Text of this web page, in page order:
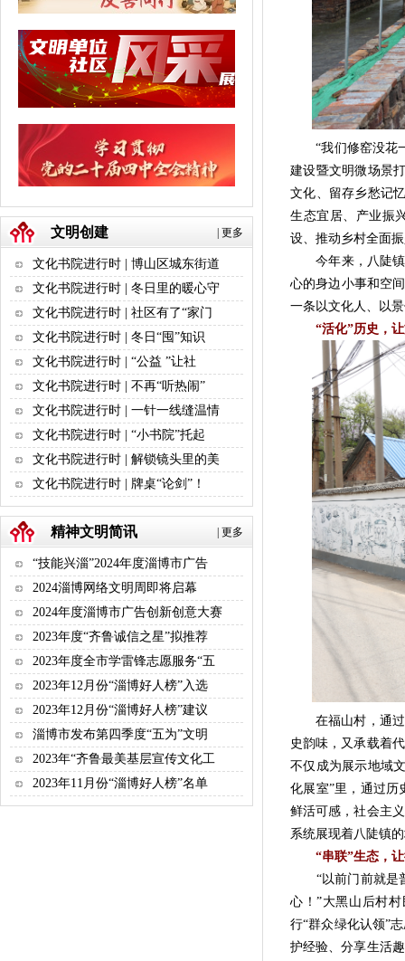
更多
文明创建
文化书院进行时 | 博山区城东街道
文化书院进行时 | 冬日里的暖心守
文化书院进行时 | 社区有了“家门
文化书院进行时 | 冬日“囤”知识
文化书院进行时 | “公益 ”让社
文化书院进行时 | 不再“听热闹”
文化书院进行时 | 一针一线缝温情
文化书院进行时 | “小书院”托起
文化书院进行时 | 解锁镜头里的美
文化书院进行时 | 牌桌“论剑”！
更多
精神文明简讯
“技能兴淄”2024年度淄博市广告
2024淄博网络文明周即将启幕
2024年度淄博市广告创新创意大赛
2023年度“齐鲁诚信之星”拟推荐
2023年度全市学雷锋志愿服务“五
2023年12月份“淄博好人榜”入选
2023年12月份“淄博好人榜”建议
淄博市发布第四季度“五为”文明
2023年“齐鲁最美基层宣传文化工
2023年11月份“淄博好人榜”名单
“我们修窑没花一
建设暨文明微场景
文化、留存乡愁记
生态宜居、产业振
设、推动乡村全面
今年来，八陡镇
心的身边小事和空
一条以文化人、以
“活化”历史，
在福山村，通过
史韵味，又承载着
不仅成为展示地域
化展室”里，通过历
鲜活可感，社会主
系统展现着八陡镇
“串联”生态，
“以前门前就是普
心！”大黑山后村
行“群众绿化认领”
护经验、分享生活